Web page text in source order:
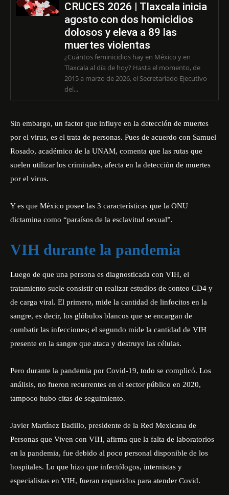
CRUCES 2026 | Tlaxcala inicia
agosto con dos homicidios
dolosos y eleva a 89 las
muertes violentas
¿Cuántos feminicidios hay en México y en
Tlaxcala al día de hoy? Hasta el momento, de
2015 a marzo de 2026, el Secretariado Ejecutivo
del...
Sin embargo, un factor que influye en la detección de muertes
por el virus, es el trata de personas. Pues de acuerdo con Samuel
Rosado, académico de la UNAM, comenta que las rutas que
suelen utilizar los criminales, afecta en la detección de muertes
por el virus.
Y es que México posee las 3 características que la ONU
dictamina como “paraísos de la esclavitud sexual”.
VIH durante la pandemia
Luego de que una persona es diagnosticada con VIH, el
tratamiento suele consistir en realizar estudios de conteo CD4 y
de carga viral. El primero, mide la cantidad de linfocitos en la
sangre, es decir, los glóbulos blancos que se encargan de
combatir las infecciones; el segundo mide la cantidad de VIH
presente en la sangre que ataca y destruye las células.
Pero durante la pandemia por Covid-19, todo se complicó. Los
análisis, no fueron recurrentes en el sector público en 2020,
tampoco hubo citas de seguimiento.
Javier Martínez Badillo, presidente de la Red Mexicana de
Personas que Viven con VIH, afirma que la falta de laboratorios
en la pandemia, fue debido al poco personal disponible de los
hospitales. Lo que hizo que infectólogos, internistas y
especialistas en VIH, fueran requeridos para atender Covid.